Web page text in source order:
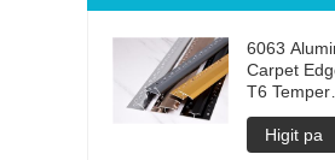
6063
Carpet
T6 Temper
Anodised
Higit pa